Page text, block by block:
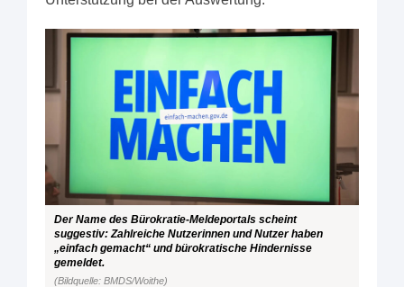
Der Name des Bürokratie-Meldeportals scheint
suggestiv: Zahlreiche Nutzerinnen und Nutzer haben
„einfach gemacht“ und bürokratische Hindernisse
gemeldet.
(Bildquelle: BMDS/Woithe)